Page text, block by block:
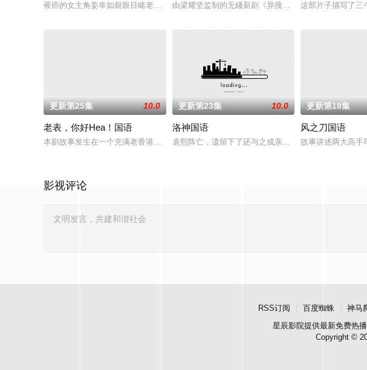
罹癌的女主角姜幸如親眼目睹老公和她唯一的閨蜜的姦情，慘遭兩人狠下毒手。坎坷的她竟然
由梁耀坚监制的无綫新剧《异搜店》，以3位年青演员
这部片子描写了三
更新第25集 10.0
老表，你好Hea！国语
本剧故事发生在一个充满老香港风味的场景，以喜剧形式展现左邻右里间的嬉笑怒骂，从而体
更新第23集 10.0
洛神国语
袁熙阵亡，遗留下了还与之成亲的甄宓（蔡少芬 饰）
更新第18集
风之刀国语
故事讲述两大高手
影视评论
RSS订阅 百度蜘蛛 神马
星辰影院提供最新免费热
Copyright ©